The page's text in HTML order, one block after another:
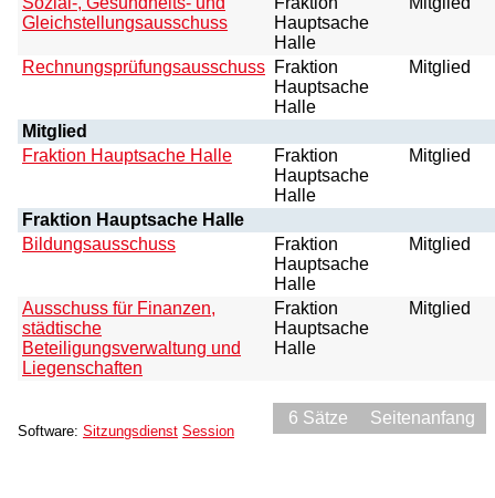
Gleichstellungsausschuss
Hauptsache
Halle
Rechnungsprüfungsausschuss Fraktion
Hauptsache
Halle
Mitglied
Mitglied
Fraktion Hauptsache Halle
Fraktion
Hauptsache
Halle
Mitglied
Fraktion Hauptsache Halle
Bildungsausschuss
Fraktion
Hauptsache
Halle
Mitglied
Ausschuss für Finanzen,
städtische
Beteiligungsverwaltung und
Liegenschaften
Fraktion
Hauptsache
Halle
Mitglied
6 Sätze Seitenanfang
Software: Sitzungsdienst Session